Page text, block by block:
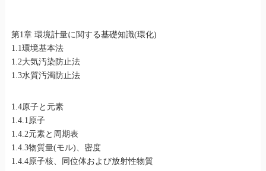
第1章 環境計量に関する基礎知識(環化)
1.1環境基本法
1.2大気汚染防止法
1.3水質汚濁防止法
1.4原子と元素
1.4.1原子
1.4.2元素と周期表
1.4.3物質量(モル)、密度
1.4.4原子核、同位体および放射性物質